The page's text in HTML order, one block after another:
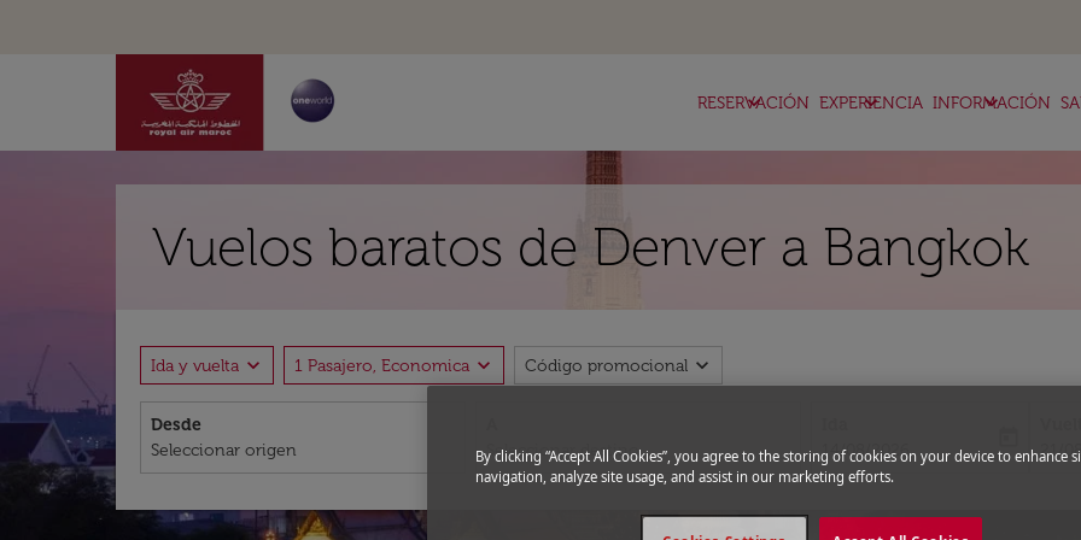
RESERVACIÓN
keyboard_arrow_down EXPERIENCIA
keyboard_arrow_down INFORMACIÓN
keyboard_arrow_down
Vuelos baratos de Denver a Bangkok
Ida y vuelta expand_more 1 Pasajero, Economica expand_more Código promocional expand_more
Desde
fc-booking-departure-date-aria-
14/08/2026
fc-
21/
By clicking “Accept All Cookies”, you agree to the storing of cookies on your device to enhance
navigation, analyze site usage, and assist in our marketing efforts.